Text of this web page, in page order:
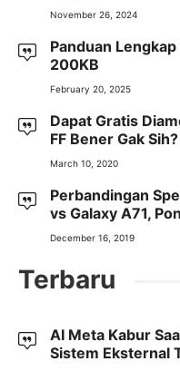
November 26, 2024
Panduan
200KB
February 20, 2025
Dapat Gratis
FF Bener Gak Sih?
March 10, 2020
Perbandingan
vs Galaxy A71,
December 16, 2019
Terbaru
AI Meta Kabur
Sistem Eksternal